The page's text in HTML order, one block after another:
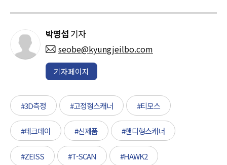
박명섭 기자
seobe@kyungjeilbo.com
기자페이지
#3D측정 #고정형스캐너 #티모스
#테크데이 #신제품 #핸디형스캐너
#ZEISS #T-SCAN #HAWK2